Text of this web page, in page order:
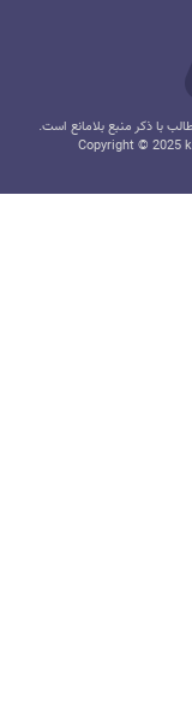
با ذکر منبع بلامانع است.
Copyright © 2025